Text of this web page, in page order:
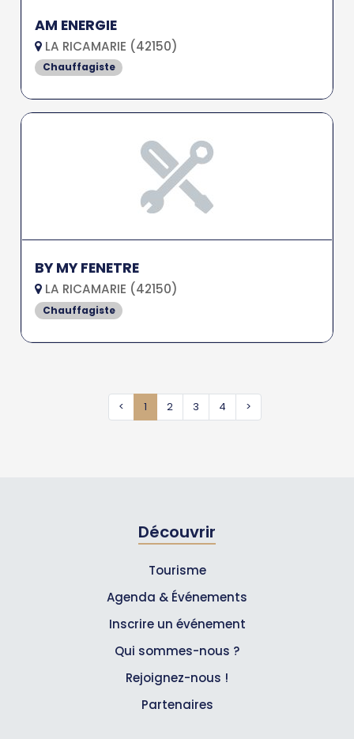
AM ENERGIE
LA RICAMARIE (42150)
Chauffagiste
BY MY FENETRE
LA RICAMARIE (42150)
Chauffagiste
< 1 2 3 4 >
Découvrir
Tourisme
Agenda & Événements
Inscrire un événement
Qui sommes-nous ?
Rejoignez-nous !
Partenaires